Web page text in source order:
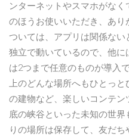
ンターネットやスマホがな
のほうお使いいただき、あ
ついては、アプリは関係な
独立で動いているので、他に
は2つまで任意のものが導入
上のどんな場所へもひとっ
の建物など、楽しいコンテ
底の峡谷といった未知の世
りの場所は保存して、友だ